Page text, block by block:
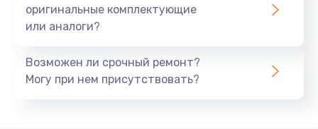
Наши услуги по ремонту и
Мы предлагаем широкий спектр услуг по ремонту
ноутбуков Asus, включая диагностику, ремонт
оригинальные комплектующие
или аналоги?
Возможен ли срочный ремонт?
Могу при нем присутствовать?